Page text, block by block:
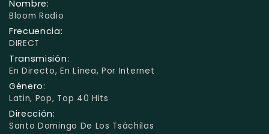
Nombre:
Bloom Radio
Frecuencia:
DIRECT
Transmisión:
En Directo, En Línea, Por Internet
Género:
Latin, Pop, Top 40 Hits
Dirección:
Santo Domingo De Los Tsáchilas